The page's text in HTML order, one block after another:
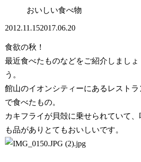
おいしい食べ物
2012.11.152017.06.20
食欲の秋！
最近食べたものなどをご紹介しましょ
う。
館山のイオンシティーにあるレストラ
で食べたもの。
カキフライが貝殻に乗せられていて、
も品がありとてもおいしいです。